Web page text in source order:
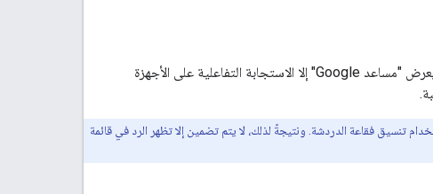
على السطح، حتى لا يعرض "مساعد Google" إلا الاستجابة التفاعلية على الأجهزة
فقاعة الدردشة. ونتيجةً لذلك، لا يتم تضمين إلا تظهر الرد في قائمة